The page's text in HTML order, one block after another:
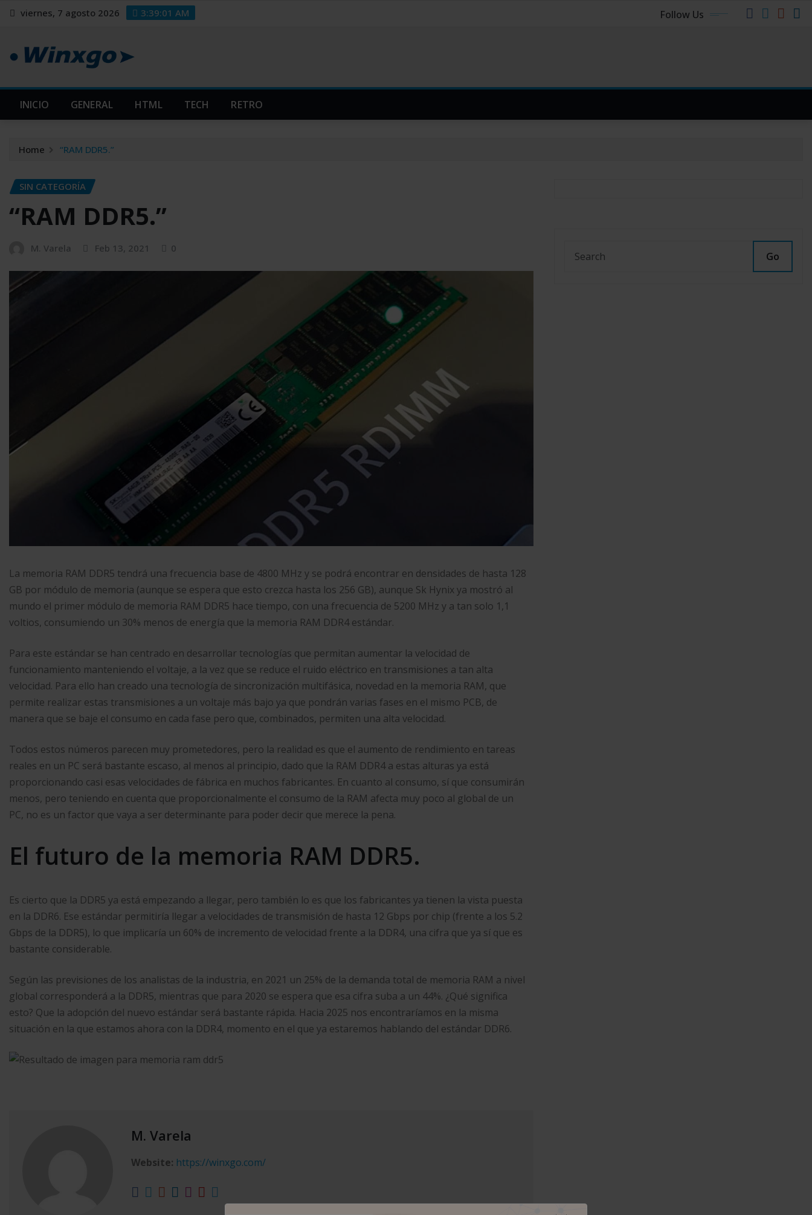
Skip viernes, 7 agosto 2026 3:39:03 AM Follow Us
INICIO GENERAL HTML TECH RETRO
Home “RAM DDR5.”
SIN CATEGORÍA
“RAM DDR5.”
M. Varela Feb 13, 2021 0
La memoria RAM DDR5 tendrá una frecuencia base de 4800 MHz y se podrá encontrar en densidades de hasta 128
GB por módulo de memoria (aunque se espera que esto crezca hasta los 256 GB), aunque Sk Hynix ya mostró al
mundo el primer módulo de memoria RAM DDR5 hace tiempo, con una frecuencia de 5200 MHz y a tan solo 1,1
voltios, consumiendo un 30% menos de energía que la memoria RAM DDR4 estándar.
Para este estándar se han centrado en desarrollar tecnologías que permitan aumentar la velocidad de
funcionamiento manteniendo el voltaje, a la vez que se reduce el ruido eléctrico en transmisiones a tan alta
velocidad. Para ello han creado una tecnología de sincronización multifásica, novedad en la memoria RAM, que
permite realizar estas transmisiones a un voltaje más bajo ya que pondrán varias fases en el mismo PCB, de
manera que se baje el consumo en cada fase pero que, combinados, permiten una alta velocidad.
Todos estos números parecen muy prometedores, pero la realidad es que el aumento de rendimiento en tareas
reales en un PC será bastante escaso, al menos al principio, dado que la RAM DDR4 a estas alturas ya está
proporcionando casi esas velocidades de fábrica en muchos fabricantes. En cuanto al consumo, sí que consumirán
menos, pero teniendo en cuenta que proporcionalmente el consumo de la RAM afecta muy poco al global de un
PC, no es un factor que vaya a ser determinante para poder decir que merece la pena.
El futuro de la memoria RAM DDR5.
Es cierto que la DDR5 ya está empezando a llegar, pero también lo es que los fabricantes ya tienen la vista puesta
en la DDR6. Ese estándar permitiría llegar a velocidades de transmisión de hasta 12 Gbps por chip (frente a los 5.2
Gbps de la DDR5), lo que implicaría un 60% de incremento de velocidad frente a la DDR4, una cifra que ya sí que es
bastante considerable.
Según las previsiones de los analistas de la industria, en 2021 un 25% de la demanda total de memoria RAM a nivel
global corresponderá a la DDR5, mientras que para 2020 se espera que esa cifra suba a un 44%. ¿Qué significa
esto? Que la adopción del nuevo estándar será bastante rápida. Hacia 2025 nos encontraríamos en la misma
situación en la que estamos ahora con la DDR4, momento en el que ya estaremos hablando del estándar DDR6.
M. Varela
Website: https://winxgo.com/
Go
modal-check
modal-check